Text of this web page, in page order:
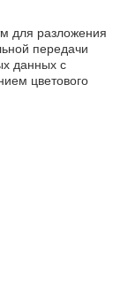
для разложения
передачи
данных с
цветового